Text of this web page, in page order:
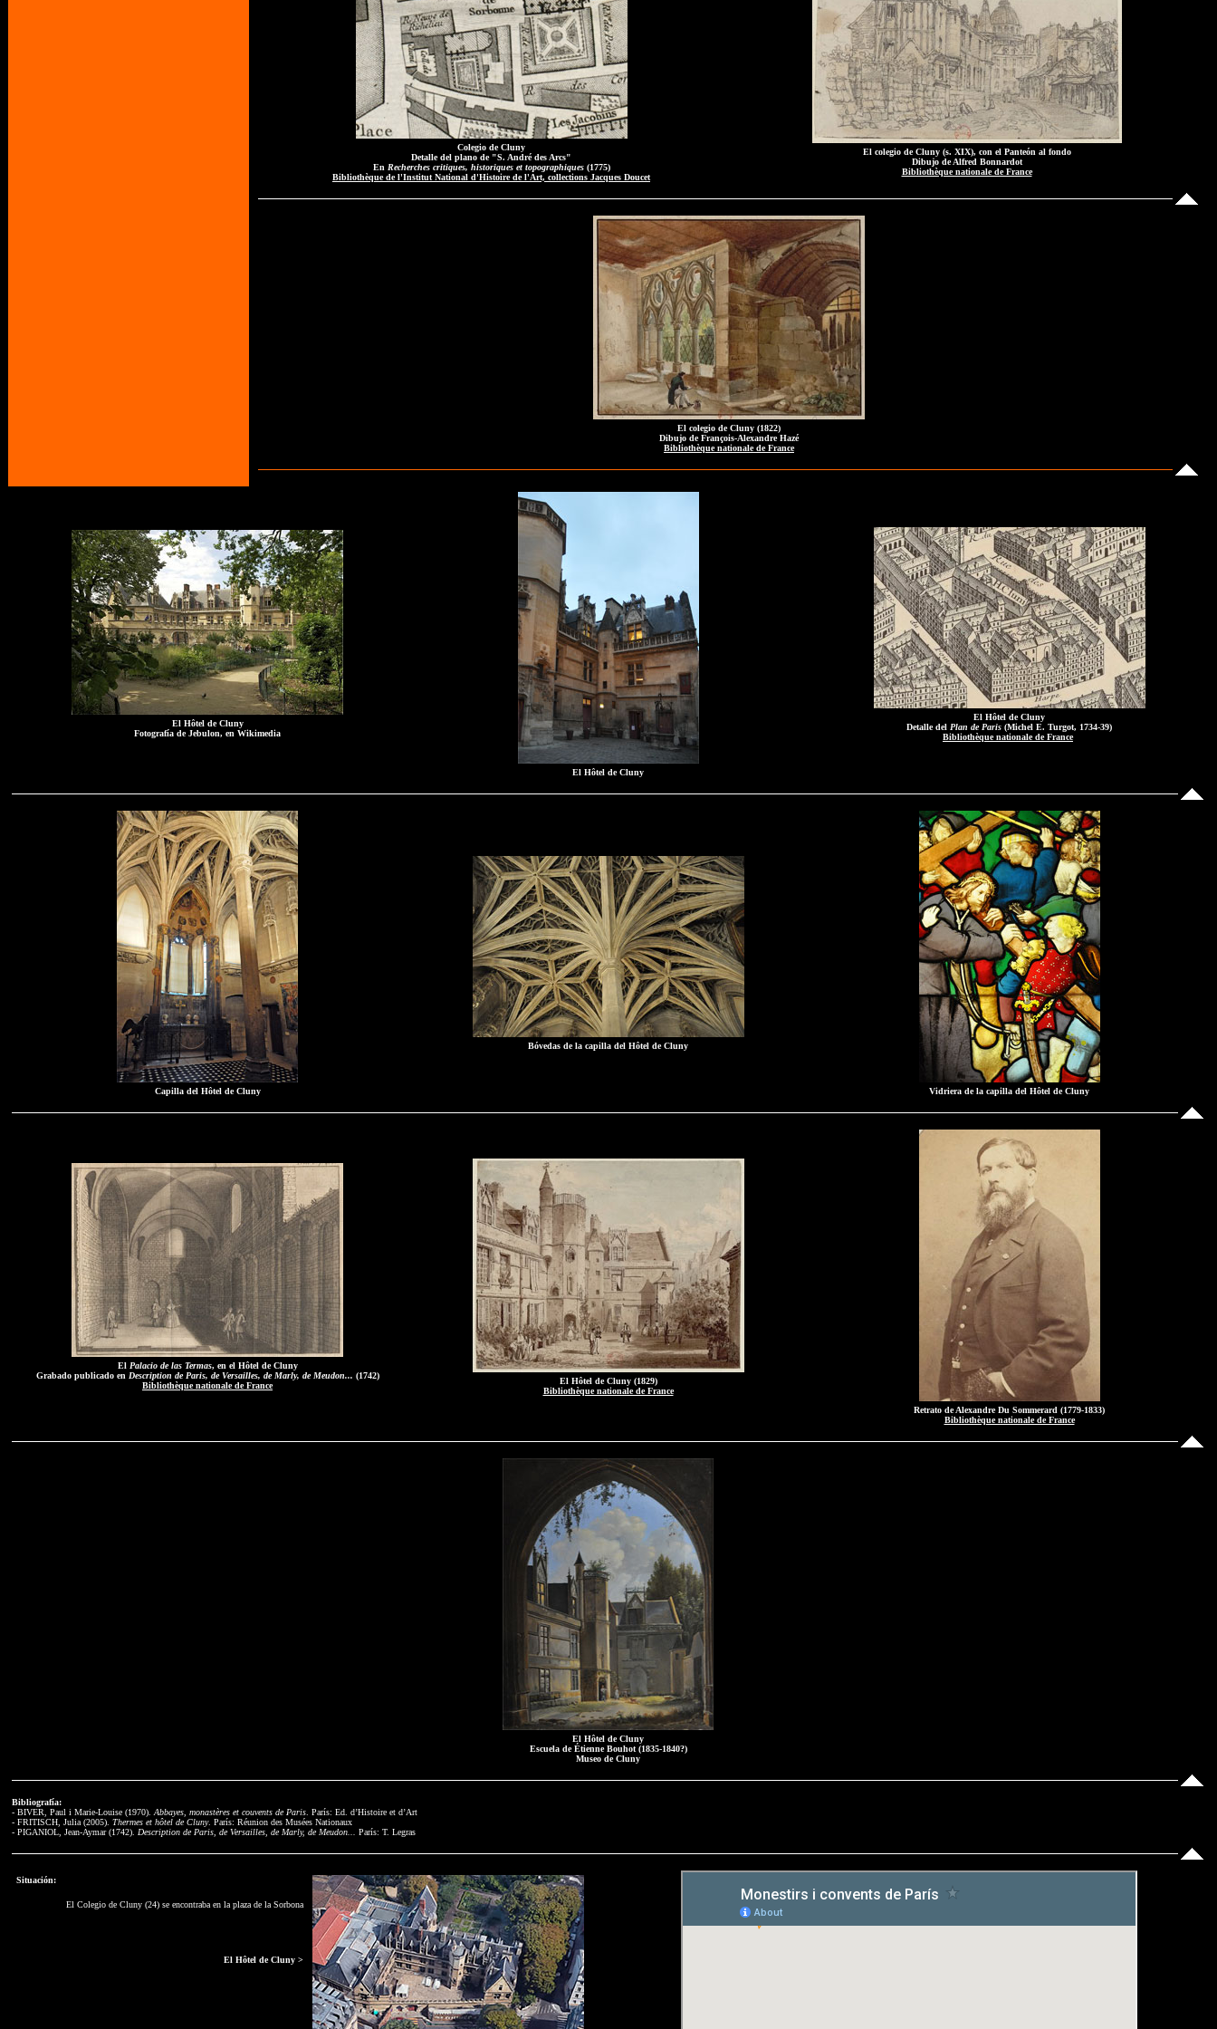
Colegio de Cluny
Detalle del plano de "S. André des Arcs"
En Recherches critiques, historiques et topographiques(1775)
Bibliothèque de l'Institut National d'Histoire de l'Art, collections Jacques Doucet
El colegio de Cluny (s. XIX), con el Panteón al fondo
Dibujo de Alfred Bonnardot
Bibliothèque nationale de France
El colegio de Cluny (1822)
Dibujo de François-Alexandre Hazé
Bibliothèque nationale de France
El Hôtel de Cluny
Fotografía de Jebulon, en Wikimedia
El Hôtel de Cluny
El Hôtel de Cluny
Detalle del Plan de Paris (Michel E. Turgot, 1734-39)
Bibliothèque nationale de France
Capilla del Hôtel de Cluny
Bóvedas de la capilla del Hôtel de Cluny
Vidriera de la capilla del Hôtel de Cluny
El Palacio de las Termas, en el Hôtel de Cluny
Grabado publicado en Description de Paris, de Versailles, de Marly, de Meudon... (1742)
Bibliothèque nationale de France
El Hôtel de Cluny (1829)
Bibliothèque nationale de France
Retrato de Alexandre Du Sommerard (1779-1833)
Bibliothèque nationale de France
El Hôtel de Cluny
Escuela de Étienne Bouhot (1835-1840?)
Museo de Cluny
Bibliografía:
- BIVER, Paul i Marie-Louise (1970). Abbayes, monastères et couvents de Paris . París: Ed. d’Histoire et d’Art
- FRITISCH, Julia (2005). Thermes et hôtel de Cluny. París: Réunion des Musées Nationaux
- PIGANIOL, Jean-Aymar (1742). Description de Paris, de Versailles, de Marly, de Meudon... París: T. Legras
Situación:
El Colegio de Cluny (24) se encontraba en la plaza de la Sorbona
El Hôtel de Cluny >